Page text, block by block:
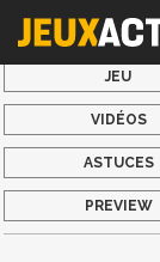
JEU
VIDÉOS
ASTUCES
PREVIEW